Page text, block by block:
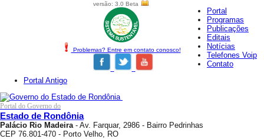
versão: 3.0 Beta
Problemas? Entre em contato conosco!
Portal
Programas
Publicações
Editais
Notícias
Telefones Voip
Contato
Portal Antigo
Portal do Governo do
Estado de Rondônia
Palácio Rio Madeira- Av. Farquar, 2986 - Bairro Pedrinhas
CEP 76.801-470 - Porto Velho, RO